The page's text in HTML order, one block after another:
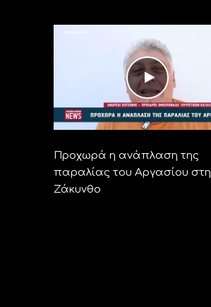
Προχωρά η ανάπλαση της
παραλίας του Αργασίου στη
Ζάκυνθο